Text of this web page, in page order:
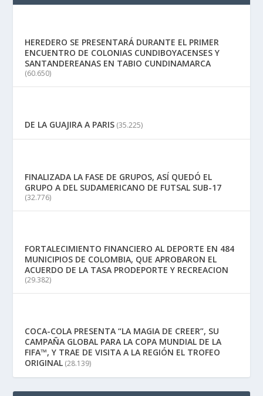
HEREDERO SE PRESENTARÁ DURANTE EL PRIMER
ENCUENTRO DE COLONIAS CUNDIBOYACENSES Y
SANTANDEREANAS EN TABIO CUNDINAMARCA
(60.650)
DE LA GUAJIRA A PARIS (35.225)
FINALIZADA LA FASE DE GRUPOS, ASÍ QUEDÓ EL
GRUPO A DEL SUDAMERICANO DE FUTSAL SUB-17
(32.776)
FORTALECIMIENTO FINANCIERO AL DEPORTE EN 484
MUNICIPIOS DE COLOMBIA, QUE APROBARON EL
ACUERDO DE LA TASA PRODEPORTE Y RECREACION
(29.382)
COCA-COLA PRESENTA “LA MAGIA DE CREER”, SU
CAMPAÑA GLOBAL PARA LA COPA MUNDIAL DE LA
FIFA™, Y TRAE DE VISITA A LA REGIÓN EL TROFEO
ORIGINAL (28.139)